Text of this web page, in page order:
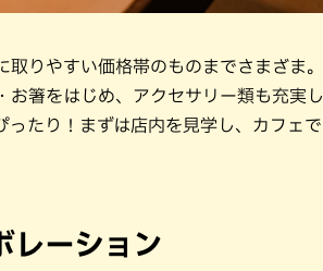
りやすい価格帯のものまでさまざま。
お箸をはじめ、アクセサリー類も充実し
たり！まずは店内を見学し、カフェで
レーション